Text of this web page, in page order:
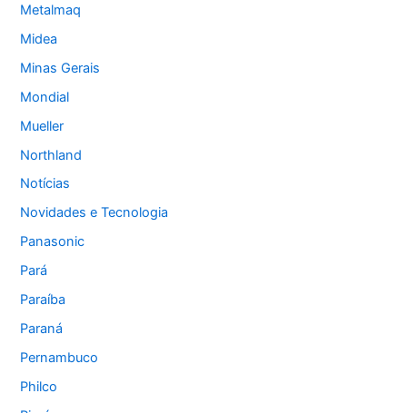
Metalmaq
Midea
Minas Gerais
Mondial
Mueller
Northland
Notícias
Novidades e Tecnologia
Panasonic
Pará
Paraíba
Paraná
Pernambuco
Philco